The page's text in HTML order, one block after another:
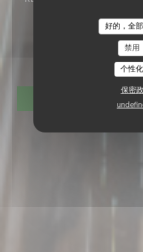
好的，全
禁用
个性化
保密
RESTAURANT